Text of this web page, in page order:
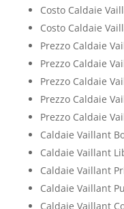
Costo Caldaie
Costo Caldaie
Prezzo Caldaie
Prezzo Caldaie
Prezzo Caldaie
Prezzo Caldaie
Prezzo Caldaie
Caldaie Vaillant
Caldaie Vaillant
Caldaie Vaillant
Caldaie Vaillant
Caldaie Vaillant